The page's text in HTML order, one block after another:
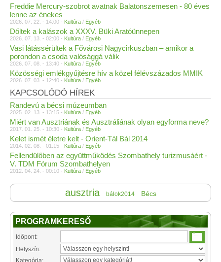
Freddie Mercury-szobrot avatnak Balatonszemesen - 80 éves
lenne az énekes
2026. 07. 22. - 14:00 - Kultúra / Egyéb
Dőltek a kalászok a XXXV. Büki Aratóünnepen
2026. 07. 13. - 02:00 - Kultúra / Egyéb
Vasi látássérültek a Fővárosi Nagycirkuszban – amikor a
porondon a csoda valósággá válik
2026. 07. 08. - 13:40 - Kultúra / Egyéb
Közösségi emlékgyűjtésre hív a közel félévszázados MMIK
2026. 07. 03. - 12:40 - Kultúra / Egyéb
KAPCSOLÓDÓ HÍREK
Randevú a bécsi múzeumban
2025. 02. 13. - 13:15 - Kultúra / Egyéb
Miért van Ausztriának és Ausztráliának olyan egyforma neve?
2017. 01. 25. - 10:30 - Kultúra / Egyéb
Kelet ismét életre kelt - Orient-Tál Bál 2014
2014. 02. 08. - 01:15 - Kultúra / Egyéb
Fellendülőben az együttműködés Szombathely turizmusáért -
V. TDM Fórum Szombathelyen
2012. 04. 24. - 00:10 - Kultúra / Egyéb
ausztria bálok2014 Bécs
PROGRAMKERESŐ
Időpont:
Helyszín:
Kategória: